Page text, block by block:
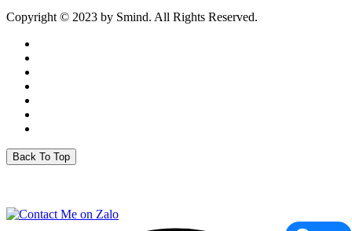
Copyright © 2023 by Smind. All Rights Reserved.
Back To Top